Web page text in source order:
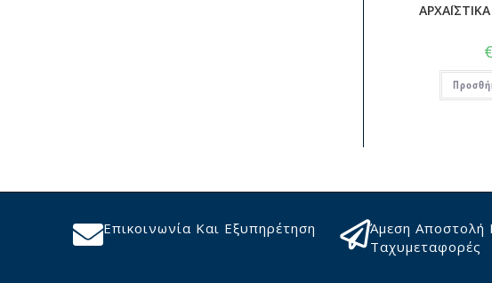
€
Επικοινωνία Και Εξυπηρέτηση
Άμεση Αποστολή
Ταχυμεταφορές